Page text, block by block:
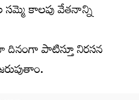
సమ్మె కాలపు వేతనాన్ని
దినంగా పాటిస్తూ నిరసన